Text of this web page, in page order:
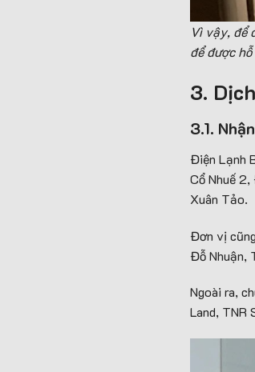
Vì vậy, để
để được
3.
3.1.
Điện Lạnh
Cổ Nhuế
Xuân Tảo.
Đơn vị
Đỗ Nhuận,
Ngoài ra,
Land, TNR